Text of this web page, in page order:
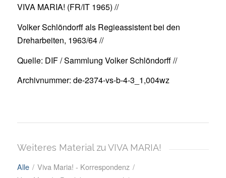
VIVA MARIA! (FR/IT 1965) //
Volker Schlöndorff als Regieassistent bei den
Dreharbeiten, 1963/64 //
Quelle: DIF / Sammlung Volker Schlöndorff //
Archivnummer: de-2374-vs-b-4-3_1,004wz
Weiteres Material zu VIVA MARIA!
Alle / Viva Maria! - Korrespondenz /